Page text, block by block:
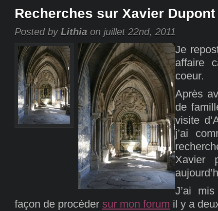
Recherches sur Xavier
Posted by Lithia on juillet 22nd, 2011
Je
affaire
coeur.
Après
de
visite
j’ai
Xavier
J’ai
façon de procéder sur mon forum il y a